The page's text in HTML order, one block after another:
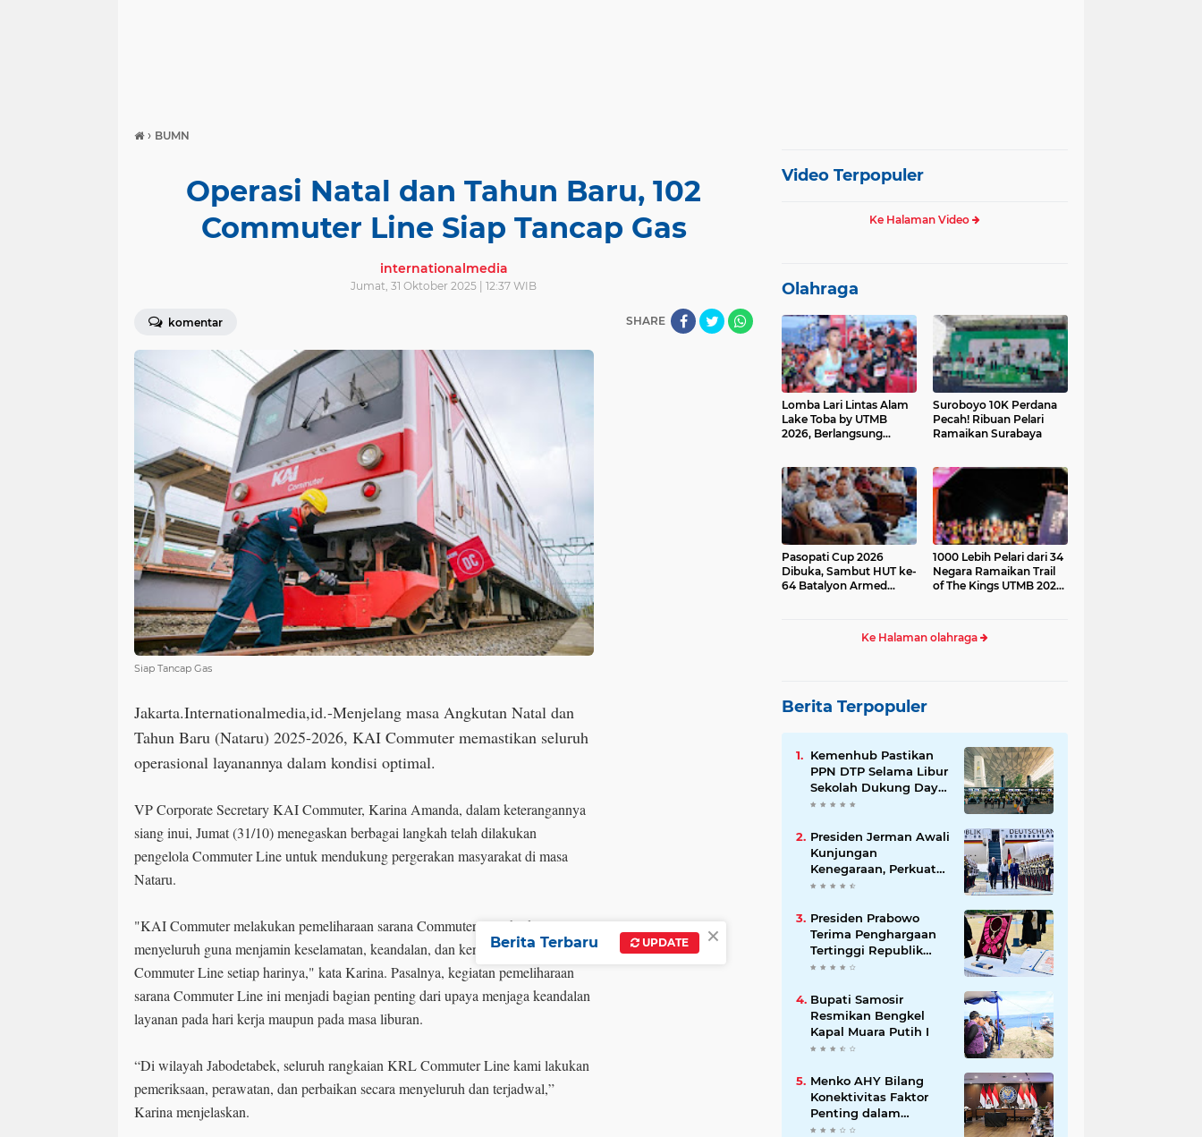
› BUMN
Operasi Natal dan Tahun Baru, 102
Commuter Line Siap Tancap Gas
internationalmedia
Jumat, 31 Oktober 2025 | 12:37 WIB
komentar SHARE
Siap Tancap Gas
Jakarta.Internationalmedia,id.-Menjelang masa Angkutan Natal dan
Tahun Baru (Nataru) 2025-2026, KAI Commuter memastikan seluruh
operasional layanannya dalam kondisi optimal.
VP Corporate Secretary KAI Commuter, Karina Amanda, dalam keterangannya
siang inui, Jumat (31/10) menegaskan berbagai langkah telah dilakukan
pengelola Commuter Line untuk mendukung pergerakan masyarakat di masa
Nataru.
"KAI Commuter melakukan pemeliharaan sarana Commuter Line berkala secara
menyeluruh guna menjamin keselamatan, keandalan, dan kenyamanan pengguna
Commuter Line setiap harinya," kata Karina. Pasalnya, kegiatan pemeliharaan
sarana Commuter Line ini menjadi bagian penting dari upaya menjaga keandalan
layanan pada hari kerja maupun pada masa liburan.
“Di wilayah Jabodetabek, seluruh rangkaian KRL Commuter Line kami lakukan
pemeriksaan, perawatan, dan perbaikan secara menyeluruh dan terjadwal,”
Karina menjelaskan.
Video Terpopuler
Ke Halaman Video
Olahraga
Lomba Lari Lintas Alam
Lake Toba by UTMB
2026, Berlangsung
Suroboyo 10K Perdana
Pecah! Ribuan Pelari
Ramaikan Surabaya
Pasopati Cup 2026
Dibuka, Sambut HUT ke-
64 Batalyon Armed
1000 Lebih Pelari dari 34
Negara Ramaikan Trail
of The Kings UTMB 2026
Ke Halaman olahraga
Berita Terpopuler
Kemenhub Pastikan
PPN DTP Selama Libur
Sekolah Dukung Daya
Beli Masyarakat
Presiden Jerman Awali
Kunjungan
Kenegaraan, Perkuat
Kemitraan Strategis
Presiden Prabowo
Terima Penghargaan
Tertinggi Republik
Korea, The Grand
Bupati Samosir
Resmikan Bengkel
Kapal Muara Putih I
Menko AHY Bilang
Konektivitas Faktor
Penting dalam
Peningkatkan
×
Berita Terbaru UPDATE